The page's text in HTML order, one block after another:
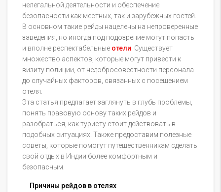
нелегальной деятельности и обеспечение
безопасности как местных, так и зарубежных гостей.
В основном такие рейды нацелены на непроверенные
заведения, но иногда под подозрение могут попасть
и вполне респектабельные отели. Существует
множество аспектов, которые могут привести к
визиту полиции, от недобросовестности персонала
до случайных факторов, связанных с посещением
отеля.
Эта статья предлагает заглянуть в глубь проблемы,
понять правовую основу таких рейдов и
разобраться, как туристу стоит действовать в
подобных ситуациях. Также предоставим полезные
советы, которые помогут путешественникам сделать
свой отдых в Индии более комфортным и
безопасным.
Причины рейдов в отелях